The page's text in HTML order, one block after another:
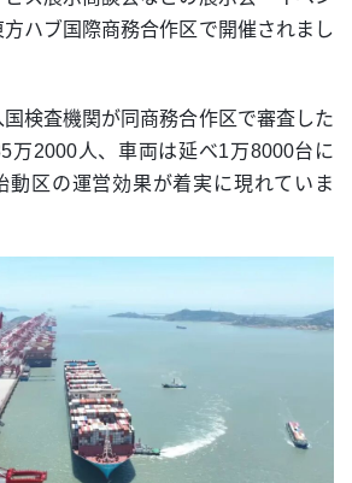
方ハブ国際商務合作区で開催されまし
国検査機関が同商務合作区で審査した
万2000人、車両は延べ1万8000台に
動区の運営効果が着実に現れていま